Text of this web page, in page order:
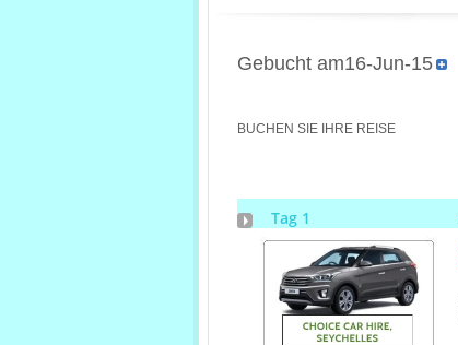
Gebucht am16-Jun-15
BUCHEN SIE IHRE REISE
Tag 1